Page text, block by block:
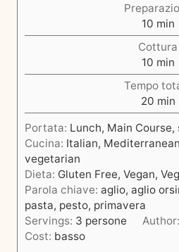
10m
i
n
u
t
i
min
Cottura
10m
i
n
u
t
i
min
Tempo
20m
i
n
u
i
min
Portata: Lunch, Main Course,
Cucina: Italian,
vegetarian
Dieta: Gluten Free, Vegan,
Parola chiave: aglio, aglio
pasta, pesto, primavera
Servings: 3 persone Author:
Cost: basso